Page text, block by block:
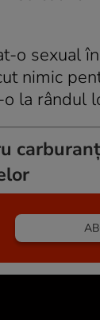
o sexual
nimic
la rândul